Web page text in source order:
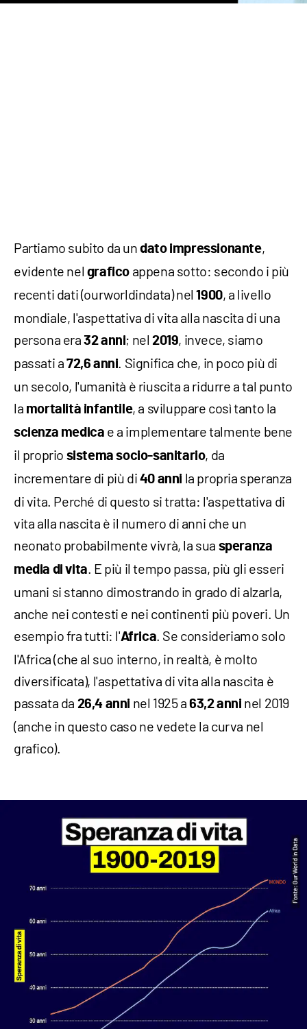
Partiamo subito da undato impressionante,
evidente nel grafico appena sotto: secondo i più
recenti dati (ourworldindata) nel1900, a livello
mondiale, l'aspettativa di vita alla nascita di una
persona era32 anni; nel2019, invece, siamo
passati a 72,6 anni. Significa che, in poco più di
un secolo, l'umanità è riuscita a ridurre a tal punto
la mortalità infantile, a sviluppare così tanto la
scienza medica e a implementare talmente bene
il proprio sistema socio-sanitario, da
incrementare di più di 40 anni la propria speranza
di vita. Perché di questo si tratta: l'aspettativa di
vita alla nascita è il numero di anni che un
neonato probabilmente vivrà, la sua speranza
media di vita. E più il tempo passa, più gli esseri
umani si stanno dimostrando in grado di alzarla,
anche nei contesti e nei continenti più poveri. Un
esempio fra tutti: l'Africa. Se consideriamo solo
l'Africa (che al suo interno, in realtà, è molto
diversificata), l'aspettativa di vita alla nascita è
passata da 26,4 anni nel 1925 a63,2 anni nel 2019
(anche in questo caso ne vedete la curva nel
grafico).